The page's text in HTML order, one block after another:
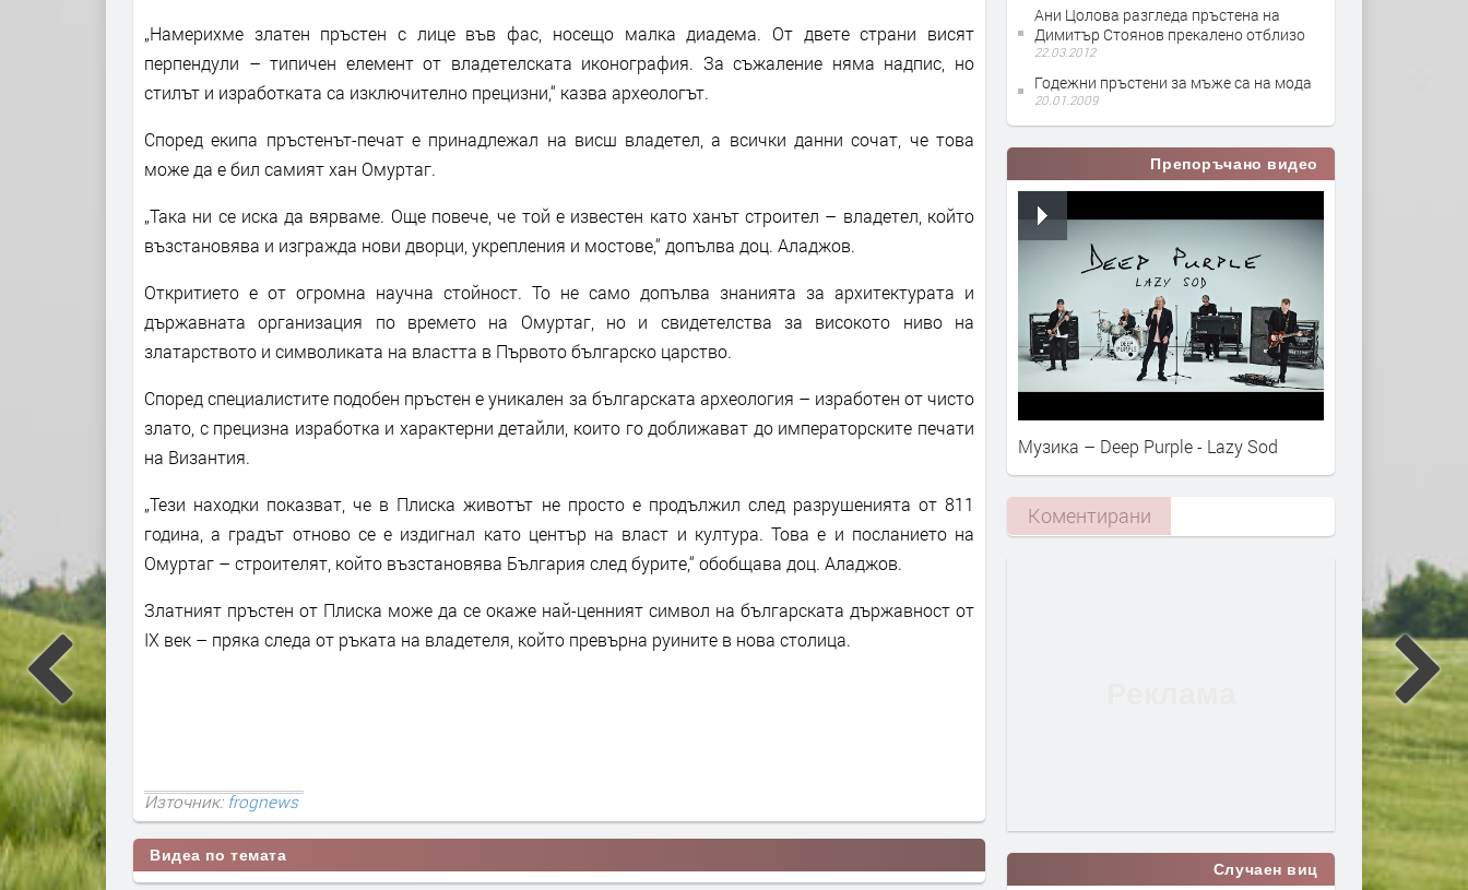
„Намерихме златен пръстен с лице във фас, носещо малка диадема. От двете страни висят
перпендули – типичен елемент от владетелската иконография. За съжаление няма надпис, но
стилът и изработката са изключително прецизни,“ казва археологът.
Според екипа пръстенът-печат е принадлежал на висш владетел, а всички данни сочат, че това
може да е бил самият хан Омуртаг.
„Така ни се иска да вярваме. Още повече, че той е известен като ханът строител – владетел, който
възстановява и изгражда нови дворци, укрепления и мостове,“ допълва доц. Аладжов.
Откритието е от огромна научна стойност. То не само допълва знанията за архитектурата и
държавната организация по времето на Омуртаг, но и свидетелства за високото ниво на
златарството и символиката на властта в Първото българско царство.
Според специалистите подобен пръстен е уникален за българската археология – изработен от чисто
злато, с прецизна изработка и характерни детайли, които го доближават до императорските печати
на Византия.
„Тези находки показват, че в Плиска животът не просто е продължил след разрушенията от 811
година, а градът отново се е издигнал като център на власт и култура. Това е и посланието на
Омуртаг – строителят, който възстановява България след бурите,“ обобщава доц. Аладжов.
Златният пръстен от Плиска може да се окаже най-ценният символ на българската държавност от
IX век – пряка следа от ръката на владетеля, който превърна руините в нова столица.
Източник:frognews
Видеа по темата
Ани Цолова разгледа пръстена на
Димитър Стоянов прекалено отблизо
22.03.2012
Годежни пръстени за мъже са на мода
20.01.2009
Препоръчано видео
Музика – Deep Purple - Lazy Sod
Коментирани
Случаен виц